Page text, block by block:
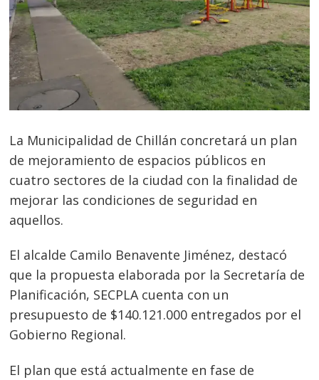
La Municipalidad de Chillán concretará un plan
de mejoramiento de espacios públicos en
cuatro sectores de la ciudad con la finalidad de
mejorar las condiciones de seguridad en
aquellos.
El alcalde Camilo Benavente Jiménez, destacó
que la propuesta elaborada por la Secretaría de
Planificación, SECPLA cuenta con un
presupuesto de $140.121.000 entregados por el
Gobierno Regional.
El plan que está actualmente en fase de